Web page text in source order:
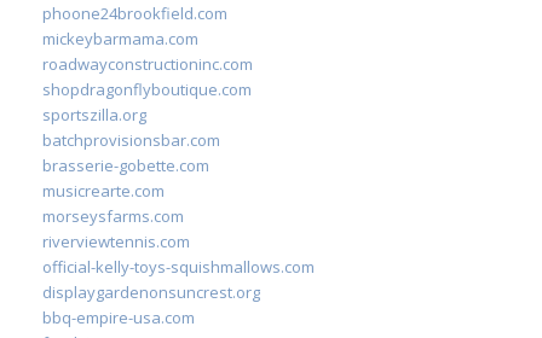
phoone24brookfield.com
mickeybarmama.com
roadwayconstructioninc.com
shopdragonflyboutique.com
sportszilla.org
batchprovisionsbar.com
brasserie-gobette.com
musicrearte.com
morseysfarms.com
riverviewtennis.com
official-kelly-toys-squishmallows.com
displaygardenonsuncrest.org
bbq-empire-usa.com